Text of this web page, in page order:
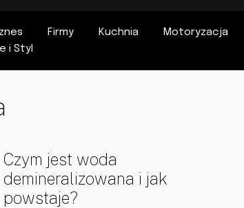
Firmy Kuchnia Motoryzacja
i Styl
Czym jest woda
demineralizowana i jak
powstaje?